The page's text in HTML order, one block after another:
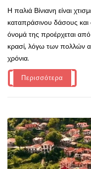
Η παλιά Βίνιανη είναι
καταπράσινου δάσους
όνομά της προέρχεται
κρασί, λόγω των πολλών
χρόνια.
Περισσότερα